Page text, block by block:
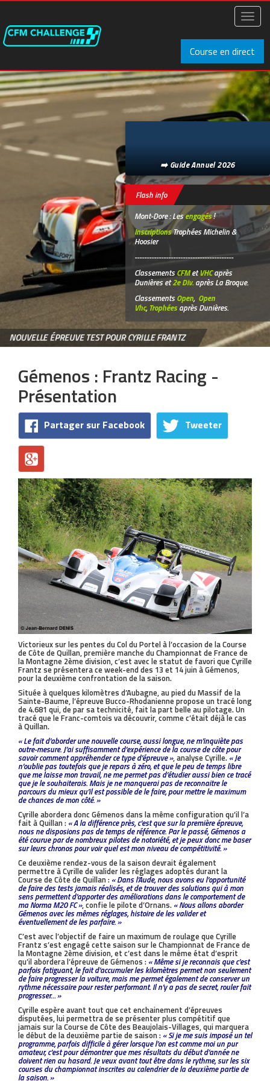
Aller
principal
Course en direct
➡️ Guide Annuel 2026
Flash info
Mont-Dore : Lesengagés!
InscriptionsTrophées Michelin &
Hoosier
-----------------------------------------
ClassementsCFMetVHCaprès
Dunières et2e Div.après La Broque.
ClassementsOpen, Open
Vhc, Trophéesaprès Dunières.
NOUVELLE ÉPREUVE TEST POUR CYRILLE FRANTZ
Gémenos : Frantz Racing -
Présentation
Partager sur Facebook Tweeter
Victorieux sur les pentes du Col du Portel à l’occasion de la Course
de Côte de Quillan, première manche du Championnat de France de
la Montagne 2ème division, c’est avec le statut de favori que Cyrille
Frantz se présentera ce week-end des 13 et 14 juin à Gémenos,
pour la deuxième confrontation de la saison.
Située à quelques kilomètres d’Aubagne, au pied du Massif de la
Sainte-Baume, l’épreuve Bucco-Rhodanienne propose un tracé long
de 4.681 qui, de par sa technicité, fait la part belle au pilotage. Un
tracé que le Franc-comtois va découvrir, comme c’était déjà le cas
à Quillan.
« Le fait d’aborder une nouvelle course, aussi longue, ne m’inquiète pas
outre-mesure. J’ai suffisamment d’expérience de la course de côte pour
savoir comment appréhender ce type d’épreuve », analyse Cyrille. « Je
n’oublie pas toutefois que je repars à zéro, et que le peu de temps libre
que me laisse mon travail, ne me permet pas d’étudier aussi bien ce tracé
que je le souhaiterais. Mais je ne manquerai pas de reconnaitre le
parcours du mieux qu’il est possible de le faire, pour mettre le maximum
de chances de mon côté. »
Cyrille abordera donc Gémenos dans la même configuration qu’il l’a
fait à Quillan : « A la différence près, c’est que sur la première épreuve,
nous ne disposions pas de temps de référence. Par le passé, Gémenos a
été courue par de nombreux pilotes de notoriété, et je peux donc me baser
sur leurs chronos pour voir quel est mon niveau de compétitivité. »
Ce deuxième rendez-vous de la saison devrait également
permettre à Cyrille de valider les réglages adoptés durant la
Course de Côte de Quillan : « Dans l’Aude, nous avons eu l’opportunité
de faire des tests jamais réalisés, et de trouver des solutions qui à mon
sens permettent d’apporter des améliorations dans le comportement de
ma Norma M20 FC », confie le pilote d’Ornans. « Nous allons aborder
Gémenos avec les mêmes réglages, histoire de les valider et
éventuellement de les parfaire. »
C’est avec l’objectif de faire un maximum de roulage que Cyrille
Frantz s’est engagé cette saison sur le Championnat de France de
la Montagne 2ème division, et c’est dans le même état d’esprit
qu’il abordera l’épreuve de Gémenos : « Même si je reconnais que c’est
parfois fatiguant, le fait d’accumuler les kilomètres permet non seulement
de faire progresser la voiture, mais me permet également de conserver un
rythme nécessaire pour rester performant. Il n’y a pas de secret, rouler fait
progresser… »
Cyrille espère avant tout que cet enchainement d’épreuves
disputées, lui permettra de se présenter plus compétitif que
jamais sur la Course de Côte des Beaujolais-Villages, qui marquera
le début de la deuxième partie de saison : « Si je me suis imposé un tel
programme, parfois difficile à gérer lorsque l’on est comme moi un pur
amateur, c’est pour démontrer que mes résultats du début d’année ne
doivent rien au hasard. Je veux avant tout être dans le rythme, sur les six
courses du championnat inscrites au calendrier de la deuxième partie de
la saison. »